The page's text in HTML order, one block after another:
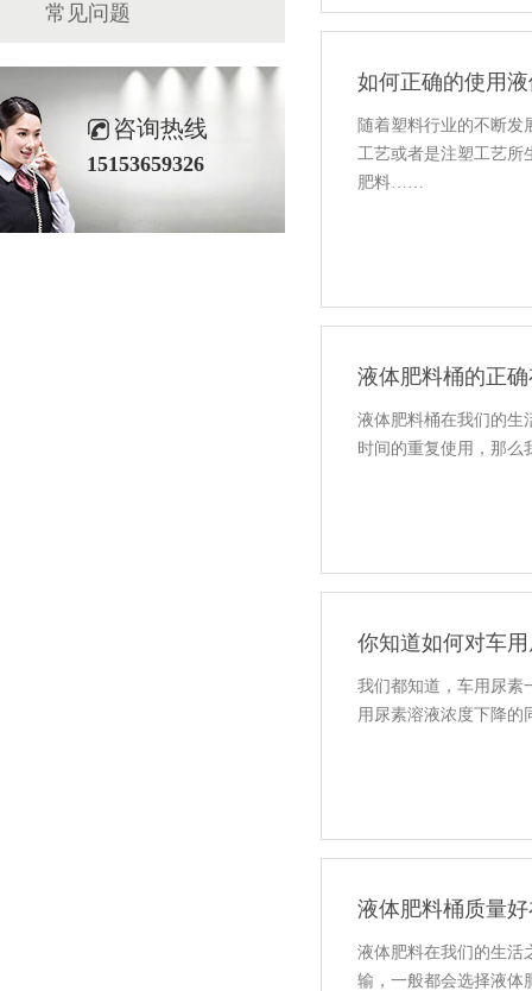
常见问题
咨询热线
15153659326
如何正确的使用
随着塑料行业的不断
工艺或者是注塑工艺所
肥料……
液体肥料桶的正
液体肥料桶在我们的生
时间的重复使用，那
你知道如何对车
我们都知道，车用尿素
用尿素溶液浓度下降
液体肥料桶质量
液体肥料在我们的生活
输，一般都会选择液体